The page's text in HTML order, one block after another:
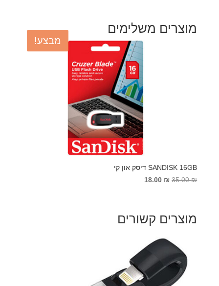
מוצרים משלימים
מבצע!
SANDISK 16GB דיסק און קי
35.00₪
המחיר
18.00 ₪
המחיר
מוצרים קשורים